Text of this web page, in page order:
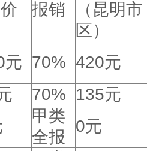
报销
（昆明市
区）
元 70% 420元
70%
135元
甲类
全报
0元